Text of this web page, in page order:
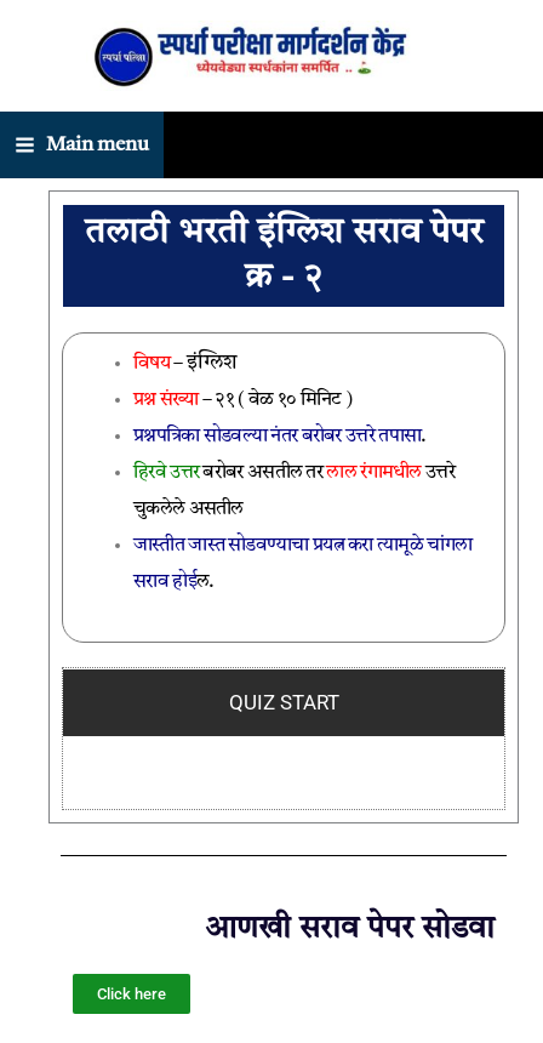
Main menu
तलाठी भरती इंग्लिश सराव पेपर
क्र - २
विषय–इंग्लिश
प्रश्न संख्या– २१ ( वेळ १० मिनिट )
प्रश्नपत्रिका सोडवल्या नंतर बरोबर उत्तरे तपासा.
हिरवे उत्तरबरोबर असतील तरलाल रंगामधीलउत्तरे
चुकलेले असतील
जास्तीत जास्त सोडवण्याचा प्रयत्न करा त्यामूळे चांगला
सराव होईल.
QUIZ START
आणखी सराव पेपर सोडवा
Click here